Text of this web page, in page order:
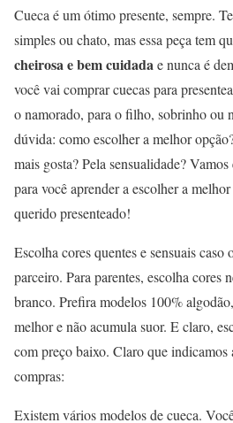
Cueca é um ótimo presente, sempre.
simples ou chato, mas essa peça tem
cheirosa e bem cuidadae nunca é
você vai comprar cuecas para
o namorado, para o filho, sobrinho ou
dúvida: como escolher a melhor
mais gosta? Pela sensualidade?
para você aprender a escolher a
querido presenteado!
Escolha cores quentes e sensuais caso
parceiro. Para parentes, escolha cores
branco. Prefira modelos 100%
melhor e não acumula suor. E claro,
com preço baixo. Claro que
compras:
Existem vários modelos de cueca.